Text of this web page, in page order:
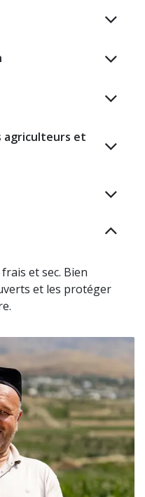
agriculteurs et
et sec. Bien
et les protéger